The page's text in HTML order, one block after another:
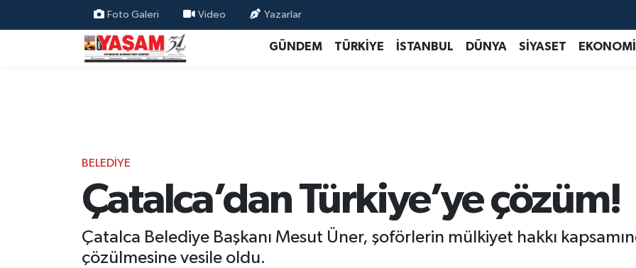
Foto Galeri Video Yazarlar
GÜNDEM TÜRKİYE İSTANBUL DÜNYA SİYASET EKONOMİ
BELEDİYE
Çatalca’dan Türkiye’ye çözüm!
Çatalca Belediye Başkanı Mesut Üner, şoförlerin mülkiyet hakkı
çözülmesine vesile oldu.